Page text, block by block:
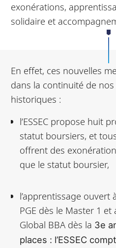
exonérations,
solidaire et
En effet, ces nouvelles
dans la continuité de
historiques :
l’ESSEC propose huit
statut boursiers, et
offrent des
que le statut boursier,
l’apprentissage
PGE dès le Master 1
Global BBA dès la 3e
places : l’ESSEC